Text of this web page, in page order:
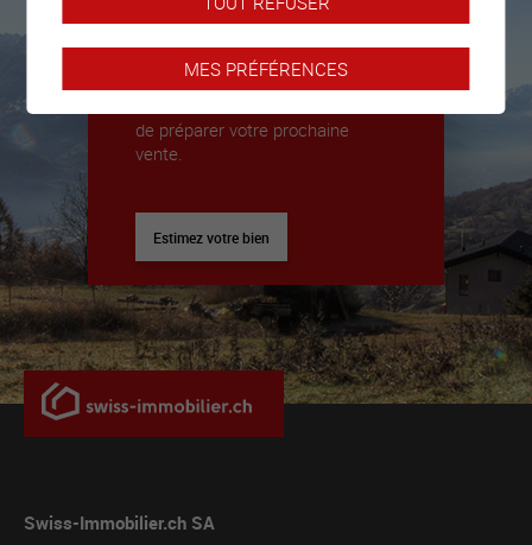
Nous sommes là pour vous
Nous déléguerons un expert pour
de préparer votre prochaine
vente.
Estimez votre bien
Swiss-Immobilier.ch SA
MES PRÉFÉRENCES